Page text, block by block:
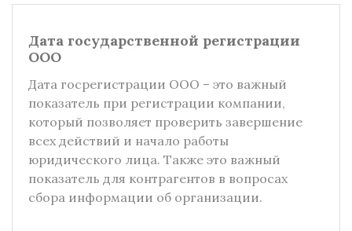
Дата государственной регистрации
ООО
Дата госрегистрации ООО – это важный
показатель при регистрации компании,
который позволяет проверить завершение
всех действий и начало работы
юридического лица. Также это важный
показатель для контрагентов в вопросах
сбора информации об организации.